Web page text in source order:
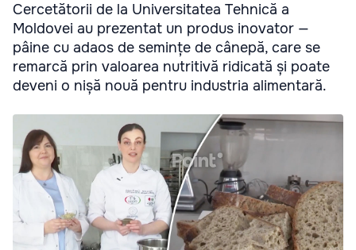
Cercetătorii de la Universitatea Tehnică a
Moldovei au prezentat un produs inovator —
pâine cu adaos de semințe de cânepă, care se
remarcă prin valoarea nutritivă ridicată și poate
deveni o nișă nouă pentru industria alimentară.